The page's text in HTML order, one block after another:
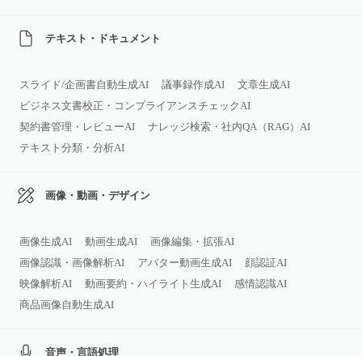
テキスト・ドキュメント
スライド/企画書自動生成AI 議事録作成AI
文章生成AI
ビジネス文書校正・コンプライアンスチェックAI
契約書管理・レビューAI
ナレッジ検索・社内QA（RAG）AI
テキスト分類・分析AI
画像・動画・デザイン
画像生成AI 動画生成AI
画像編集・拡張AI
画像認識・画像解析AI
アバター動画生成AI
顔認証AI
映像解析AI
動画要約・ハイライト生成AI
感情認識AI
商品画像自動生成AI
音声・言語処理